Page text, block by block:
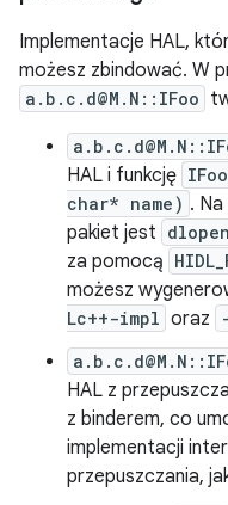
Implementacje HAL,
możesz zbindować. W
a.b.c.d@M.N::IFoo
HAL i funkcję
char* name) .
pakiet jest dlopen
za pomocą
możesz
Lc++-impl oraz
HAL z
z binderem, co
implementacji
przepuszczania,